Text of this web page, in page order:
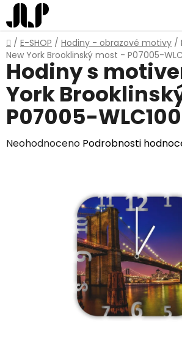
Přejít
na
obsah
Domů
/ E-SHOP / Hodiny - obrazové motivy /
New York Brooklinský most - P07005-
Hodiny s
York
P07005-
Průměrné
Neohodnoceno Podrobnosti